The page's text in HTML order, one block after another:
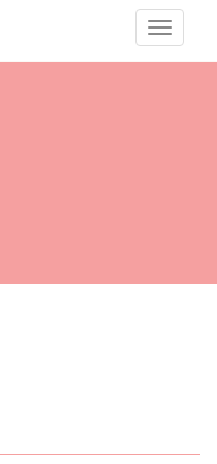
Toggle
ングガーデン アク